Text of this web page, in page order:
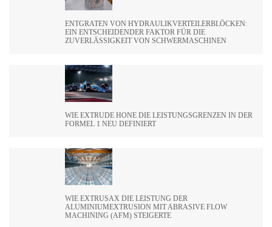
ENTGRATEN VON HYDRAULIKVERTEILERBLÖCKEN:
EIN ENTSCHEIDENDER FAKTOR FÜR DIE
ZUVERLÄSSIGKEIT VON SCHWERMASCHINEN
WIE EXTRUDE HONE DIE LEISTUNGSGRENZEN IN DER
FORMEL 1 NEU DEFINIERT
WIE EXTRUSAX DIE LEISTUNG DER
ALUMINIUMEXTRUSION MIT ABRASIVE FLOW
MACHINING (AFM) STEIGERTE